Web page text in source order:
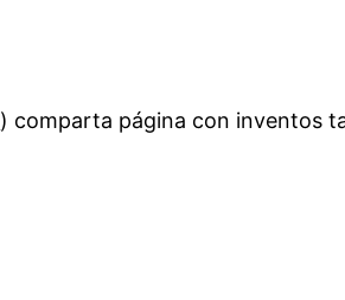
) comparta página con inventos